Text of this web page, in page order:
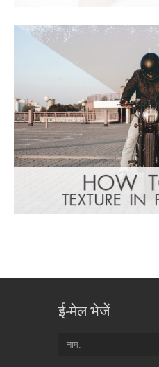
ई-मेल भेजें
नाम